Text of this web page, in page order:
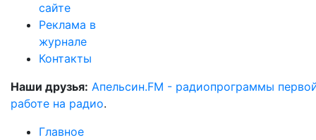
сайте
Реклама в
журнале
Контакты
Наши друзья: Апельсин.FM - радиопрограммы
работе на радио.
Главное